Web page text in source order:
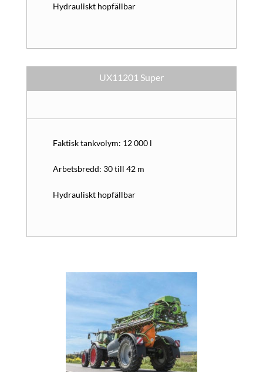
Hydrauliskt hopfällbar
UX11201 Super
Faktisk tankvolym: 12 000 l
Arbetsbredd: 30 till 42 m
Hydrauliskt hopfällbar